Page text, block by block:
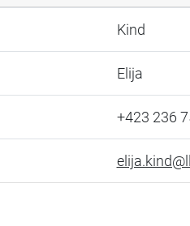
Kind
Elija
+423 236